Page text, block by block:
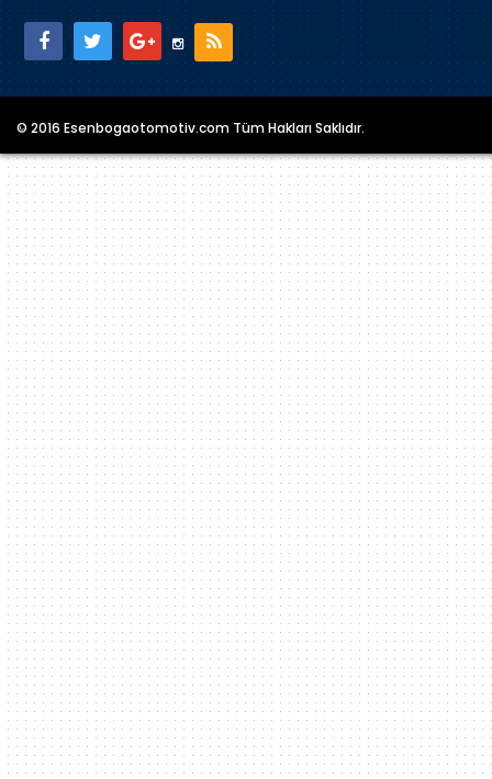
© 2016 Esenbogaotomotiv.com Tüm Hakları Saklıdır.